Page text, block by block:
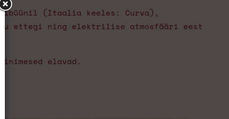
(Itaalia keeles: Curva),
ettegi ning elektrilise atmosfääri eest
elavad.